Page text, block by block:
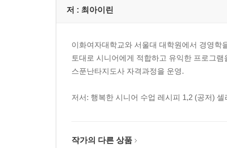
2. 참여자와 친밀감 형성 방법 / 20
4장 수업 운영 전략 / 33
1. 수업 계획서 예시안(시니어, 방과후) / 33
2. 수업 시간 구성(워밍업, 본 수업, 마우리) / 36
5장 시니어가 좋아하는 라인댄스 곡 / 41
1. 댄스의 구성과 동작 만들기의 핵심 / 42
저 : 최아이린
이화여자대학교와 서울대 대학원에서 경영
토대로 시니어에게 적합하고 유익한 프로그
스푼난타지도사 자격과정을 운영.
저서: 행복한 시니어 수업 레시피 1,2 (공저)
작가의 다른 상품